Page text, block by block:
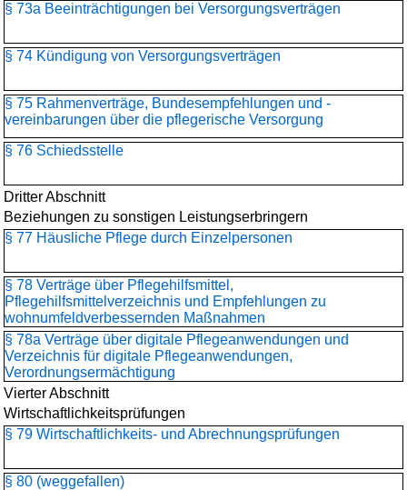
§ 73a Beeinträchtigungen bei Versorgungsverträgen
§ 74 Kündigung von Versorgungsverträgen
§ 75 Rahmenverträge, Bundesempfehlungen und -
vereinbarungen über die pflegerische Versorgung
§ 76 Schiedsstelle
Dritter Abschnitt
Beziehungen zu sonstigen Leistungserbringern
§ 77 Häusliche Pflege durch Einzelpersonen
§ 78 Verträge über Pflegehilfsmittel,
Pflegehilfsmittelverzeichnis und Empfehlungen zu
wohnumfeldverbessernden Maßnahmen
§ 78a Verträge über digitale Pflegeanwendungen und
Verzeichnis für digitale Pflegeanwendungen,
Verordnungsermächtigung
Vierter Abschnitt
Wirtschaftlichkeitsprüfungen
§ 79 Wirtschaftlichkeits- und Abrechnungsprüfungen
§ 80 (weggefallen)